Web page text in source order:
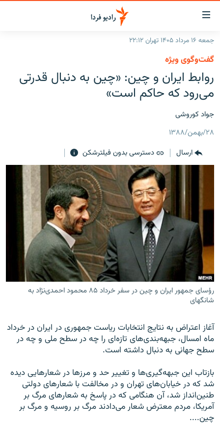
لینک‌های
قابلیت
دسترسی
بازگشت
بازگشت
منوی
اصلی
رفتن
صفحه
صفحه اصلی
ایران
جهان
فرکانس‌ها
پادکست
چندرسانه‌ای
گزارش‌های تصویری
گزارش‌های ویدئویی
زنان فردا
به ما بپیوندید
زبان‌های دیگر
جمعه ۱۶ مرداد ۱۴۰۵ تهران ۲۲:۱۲
گفت‌وگوی ویژه
روابط ایران و چین: «چین به دنبال قدرتی
می‌رود که حاکم است»
جواد کوروشی
۲۸/بهمن/۱۳۸۸
ارسال
دسترسی بدون فیلترشکن
رؤسای جمهور ایران و چین در سفر خرداد ۸۵ محمود احمدی‌نژاد به
شانگهای
آغاز اعتراض به نتایج انتخابات ریاست جمهوری در ایران در خرداد
ماه امسال، جبهه‌بندی‌های تازه‌ای را چه در سطح ملی و چه در
سطح جهانی به دنبال داشته است.
بازتاب این جبهه‌گیری‌ها و تغییر حد و مرزها در شعارهایی دیده
شد که در خیابان‌های تهران و در مخالفت با شعارهای دولتی
طنین‌انداز شد، آن هنگامی که در پاسخ به شعارهای مرگ بر
آمریکا، مردم معترض شعار می‌دادند مرگ بر روسیه و مرگ بر
چین....